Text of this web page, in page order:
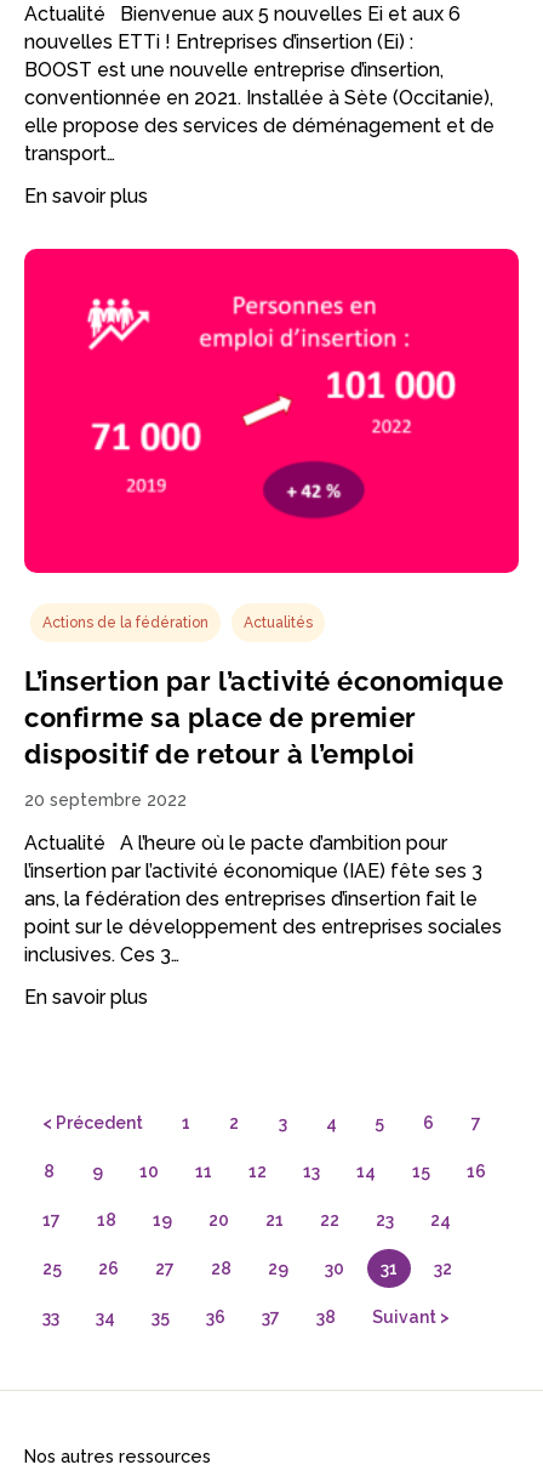
Actualité Bienvenue aux 5 nouvelles Ei et aux 6
nouvelles ETTi ! Entreprises d’insertion (Ei) :
BOOST est une nouvelle entreprise d’insertion,
conventionnée en 2021. Installée à Sète (Occitanie),
elle propose des services de déménagement et de
transport…
En savoir plus
Actions de la fédération Actualités
L’insertion par l’activité économique
confirme sa place de premier
dispositif de retour à l’emploi
20 septembre 2022
Actualité A l’heure où le pacte d’ambition pour
l’insertion par l’activité économique (IAE) fête ses 3
ans, la fédération des entreprises d’insertion fait le
point sur le développement des entreprises sociales
inclusives. Ces 3…
En savoir plus
< Précedent 1 2 3 4 5 6 7
8 9 10 11 12 13 14 15 16
17 18 19 20 21 22 23 24
25 26 27 28 29 30 31 32
33 34 35 36 37 38 Suivant >
Nos autres ressources